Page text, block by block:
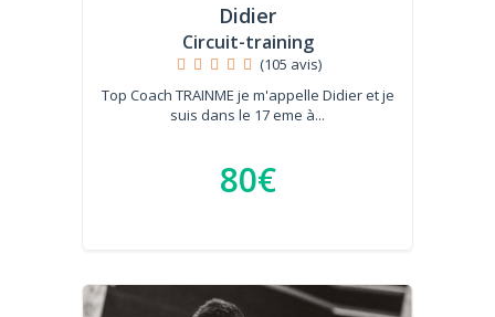
Didier
Circuit-training
(105 avis)
Top Coach TRAINME je m'appelle Didier et je
suis dans le 17 eme à...
80€